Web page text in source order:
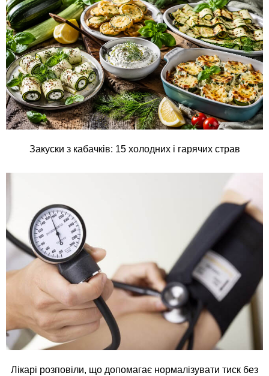
Закуски з кабачків: 15 холодних і гарячих страв
Лікарі розповіли, що допомагає нормалізувати тиск без